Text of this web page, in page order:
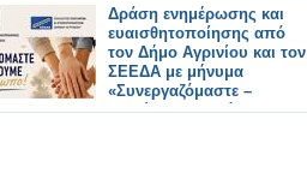
Δράση ενημέρωσης και
ευαισθητοποίησης από
τον Δήμο Αγρινίου και τον
ΣΕΕΔΑ με μήνυμα
«Συνεργαζόμαστε –
Στηρίζουμε τον άνθρωπο»